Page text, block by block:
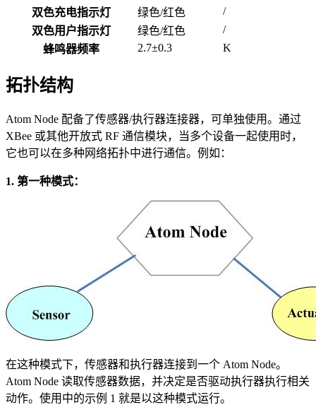
双色充电指示灯
绿色/红色
/
双色用户指示灯
绿色/红色
/
蜂鸣器频率
2.7±0.3 K
拓扑结构
Atom Node 配备了传感器/执行器连接器，可单独使用。通过
XBee 或其他开放式 RF 通信模块，当多个设备一起使用时，
它也可以在多种网络拓扑中进行通信。例如：
1. 第一种模式：
在这种模式下，传感器和执行器连接到一个 Atom Node。
Atom Node 读取传感器数据，并决定是否驱动执行器执行相关
动作。使用中的示例 1 就是以这种模式运行。